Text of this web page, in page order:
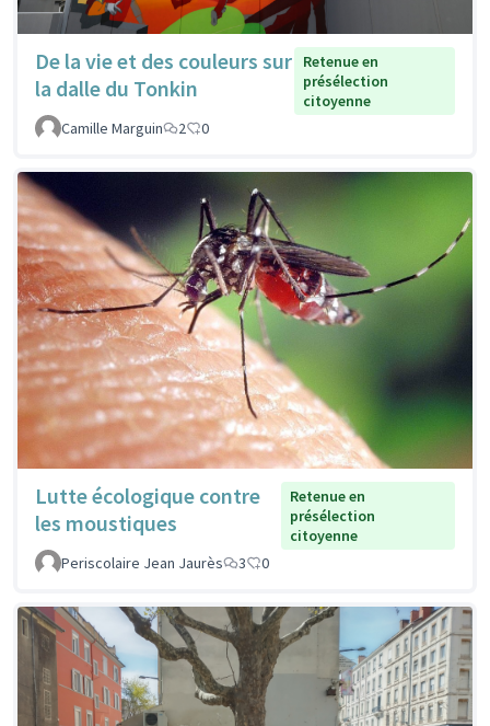
De la vie et des couleurs sur
la dalle du Tonkin
Retenue en
présélection
citoyenne
Camille Marguin
2 0
Lutte écologique contre
les moustiques
Retenue en
présélection
citoyenne
Periscolaire Jean Jaurès
3 0